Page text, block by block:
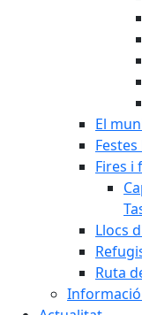
El
Fires i
Llocs
Ruta